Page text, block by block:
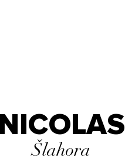
NICOLAS
Šlahora